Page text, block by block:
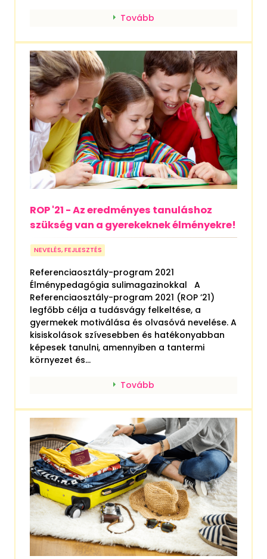
Tovább
ROP '21 - Az eredményes tanuláshoz
szükség van a gyerekeknek élményekre!
NEVELÉS, FEJLESZTÉS
Referenciaosztály-program 2021
Élménypedagógia sulimagazinokkal A
Referenciaosztály-program 2021 (ROP ’21)
legfőbb célja a tudásvágy felkeltése, a
gyermekek motiválása és olvasóvá nevelése. A
kisiskolások szívesebben és hatékonyabban
képesek tanulni, amennyiben a tantermi
környezet és...
Tovább